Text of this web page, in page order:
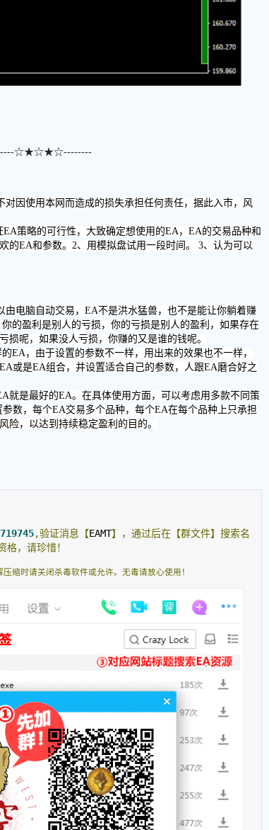
☆★☆★☆--------
因使用本网而造成的损失承担任何责任，据此入市，风
策略的可行性，大致确定想使用的EA，EA的交易品种和
的EA和参数。2、用模拟盘试用一段时间。 3、认为可以
电脑自动交易，EA不是洪水猛兽，也不是能让你躺着赚
的盈利是别人的亏损，你的亏损是别人的盈利，如果存在
损呢，如果没人亏损，你赚的又是谁的钱呢。
EA，由于设置的参数不一样，用出来的效果也不一样，
或是EA组合，并设置适合自己的参数，人跟EA磨合好之
是最好的EA。在具体使用方面，可以考虑用多款不同策
数，每个EA交易多个品种，每个EA在每个品种上只承担
险，以达到持续稳定盈利的目的。
,验证消息【EAMT】，通过后在【群文件】搜索名
格，请珍惜！
缩时请关闭杀毒软件或允许。无毒请放心使用！